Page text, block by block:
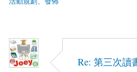
Re: 第三次讀